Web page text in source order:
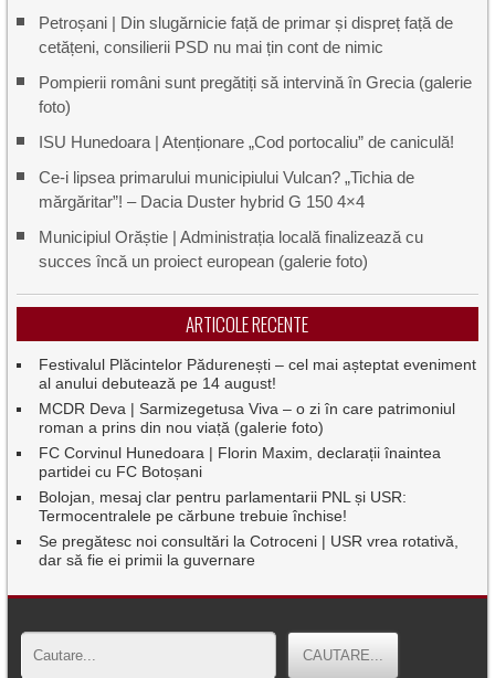
Petroșani | Din slugărnicie față de primar și dispreț față de
cetățeni, consilierii PSD nu mai țin cont de nimic
Pompierii români sunt pregătiți să intervină în Grecia (galerie
foto)
ISU Hunedoara | Atenționare „Cod portocaliu” de caniculă!
Ce-i lipsea primarului municipiului Vulcan? „Tichia de
mărgăritar”! – Dacia Duster hybrid G 150 4×4
Municipiul Orăștie | Administrația locală finalizează cu
succes încă un proiect european (galerie foto)
ARTICOLE RECENTE
Festivalul Plăcintelor Pădurenești – cel mai așteptat eveniment
al anului debutează pe 14 august!
MCDR Deva | Sarmizegetusa Viva – o zi în care patrimoniul
roman a prins din nou viață (galerie foto)
FC Corvinul Hunedoara | Florin Maxim, declarații înaintea
partidei cu FC Botoșani
Bolojan, mesaj clar pentru parlamentarii PNL și USR:
Termocentralele pe cărbune trebuie închise!
Se pregătesc noi consultări la Cotroceni | USR vrea rotativă,
dar să fie ei primii la guvernare